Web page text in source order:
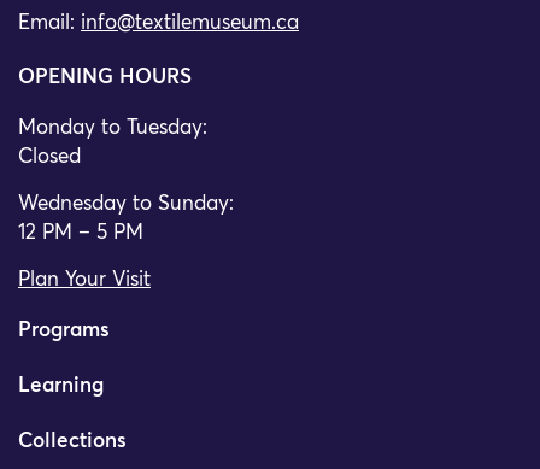
Email: info@textilemuseum.ca
OPENING HOURS
Monday to Tuesday:
Closed
Wednesday to Sunday:
12 PM – 5 PM
Plan Your Visit
Programs
Learning
Collections